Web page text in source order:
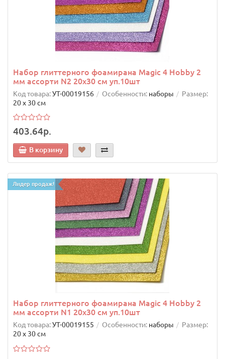
Набор глиттерного фоамирана Magic 4 Hobby 2
мм ассорти N2 20х30 см уп.10шт
Код товара:УТ-00019156 Особенности: наборы
Размер:
20 х 30 см
403.64р.
В корзину
Лидер продаж!
Набор глиттерного фоамирана Magic 4 Hobby 2
мм ассорти N1 20х30 см уп.10шт
Код товара:УТ-00019155 Особенности: наборы
Размер:
20 х 30 см